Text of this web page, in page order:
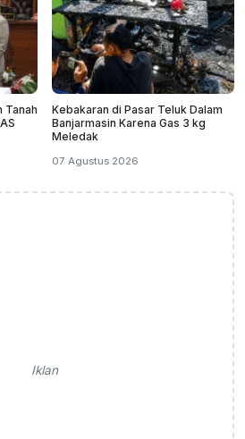
Tanah
Kebakaran di Pasar Teluk Dalam
Banjarmasin Karena Gas 3 kg
Meledak
07 Agustus 2026
Iklan